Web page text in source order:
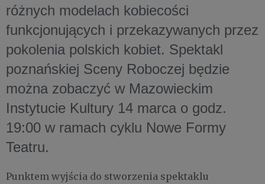
różnych modelach kobiecości
funkcjonujących i przekazywanych przez
pokolenia polskich kobiet. Spektakl
poznańskiej Sceny Roboczej będzie
można zobaczyć w Mazowieckim
Instytucie Kultury 14 marca o godz.
19:00 w ramach cyklu Nowe Formy
Teatru.
Punktem wyjścia do stworzenia spektaklu